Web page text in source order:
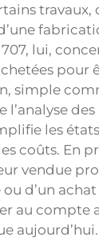
travaux,
lui,
pour
simple
les
coûts. En
vendue
d’un achat
au compte
aujourd’hui.